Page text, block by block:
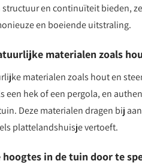
en continuïteit bieden,
en boeiende uitstraling.
materialen zoals
materialen zoals hout en
een hek of een pergola, en
Deze materialen dragen bij
plattelandshuisje vertoeft.
hoogtes in de tuin door te